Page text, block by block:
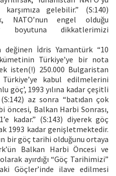
gelebilir.” (S:140)
NATO’nun engel olduğu
boyutuna dikkatlerimizi
İdris Yamantürk “10
Türkiye’ye bir nota
isten(!) 250.000 Bulgaristan
kabul edilmelerini
göç’, 1993 yılına kadar çeşitli
az sonra “batıdan çok
öncesi, Balkan Harbi Sonrası,
kadar.” (S:143) diyerek göç
1993 kadar genişletmektedir.
bir göç tarihi olduğunu ortaya
Balkan Harbi Öncesi ve
ayırdığı “Göç Tarihimizi”
Göçler’inde ilave edilmesi